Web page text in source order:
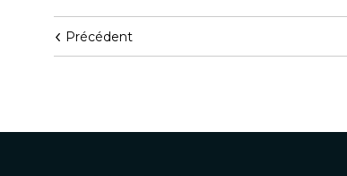
Précédent